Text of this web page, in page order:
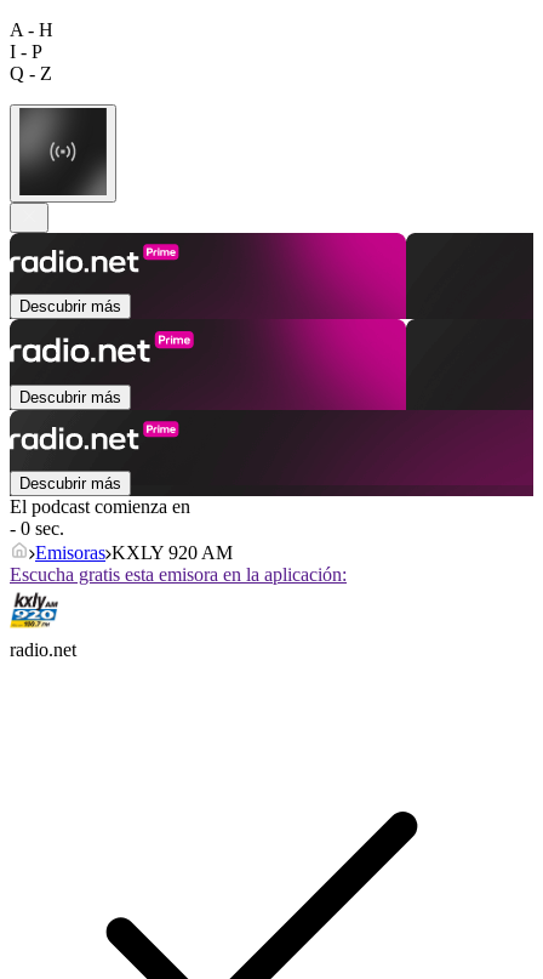
A - H
I - P
Q - Z
Descubrir más
Descubrir más
Descubrir más
El podcast comienza en
- 0 sec.
Emisoras KXLY 920 AM
Escucha gratis esta emisora en la aplicación:
radio.net